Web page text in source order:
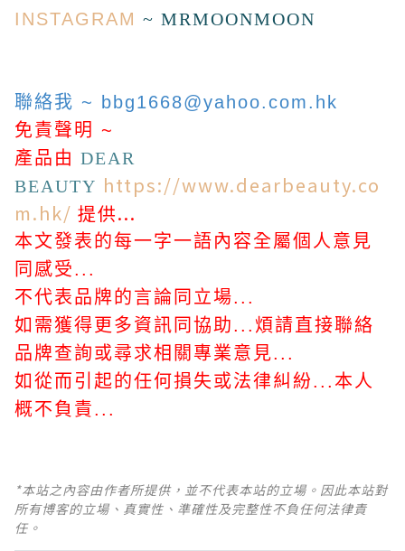
INSTAGRAM ~ MRMOONMOON
聯絡我 ~
bbg1668@yahoo.com.hk
免責聲明 ~
產品由 DEAR
BEAUTY https://www.dearbeauty.co
m.hk/ 提供...
本文發表的每一字一語內容全屬個人意見
同感受...
不代表品牌的言論同立場...
如需獲得更多資訊同協助...煩請直接聯絡
品牌查詢或尋求相關專業意見...
如從而引起的任何損失或法律糾紛...本人
概不負責...
*本站之內容由作者所提供，並不代表本站的立場。因此本站對
所有博客的立場、真實性、準確性及完整性不負任何法律責
任。